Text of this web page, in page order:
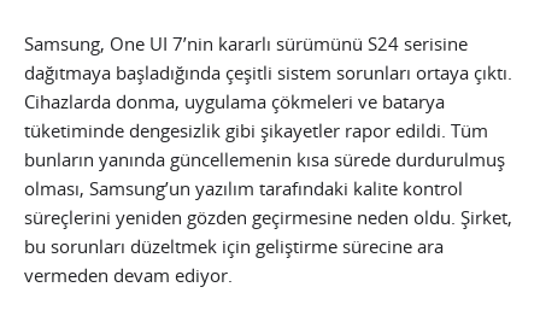
Samsung, One UI 7’nin kararlı sürümünü S24 serisine
dağıtmaya başladığında çeşitli sistem sorunları ortaya çıktı.
Cihazlarda donma, uygulama çökmeleri ve batarya
tüketiminde dengesizlik gibi şikayetler rapor edildi. Tüm
bunların yanında güncellemenin kısa sürede durdurulmuş
olması, Samsung’un yazılım tarafındaki kalite kontrol
süreçlerini yeniden gözden geçirmesine neden oldu. Şirket,
bu sorunları düzeltmek için geliştirme sürecine ara
vermeden devam ediyor.